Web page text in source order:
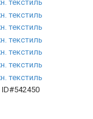
ID#542450